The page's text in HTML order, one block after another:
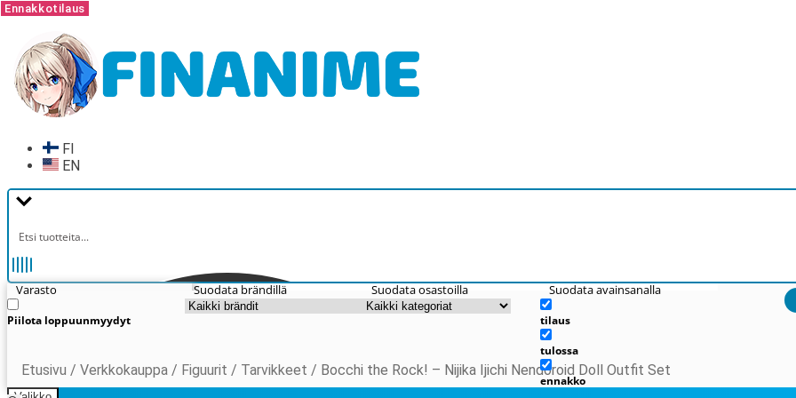
navigointiin
sisältöön
FI
EN
Varasto
Piilota loppuunmyydyt
Suodata brändillä Suodata osastoilla Suodata avainsanalla
tilaus
tulossa
ennakko
Etusivu / Verkkokauppa / Figuurit / Tarvikkeet / Bocchi the Rock! – Nijika Ijichi Nendoroid Doll Outfit Set
Ennakkotilaus
Ennakkotilaus